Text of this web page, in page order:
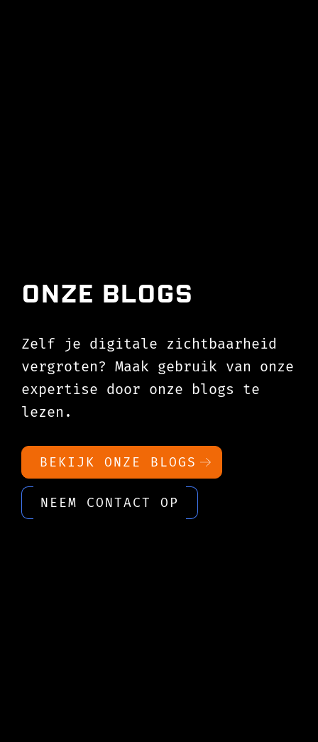
Onze Blogs
Zelf je digitale zichtbaarheid
vergroten? Maak gebruik van onze
expertise door onze blogs te
lezen.
BEKIJK ONZE BLOGS
NEEM CONTACT OP